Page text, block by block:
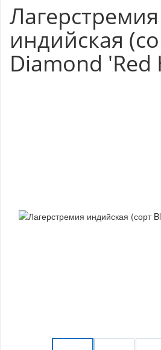
Лагерстремия
индийская
Diamond 'Red